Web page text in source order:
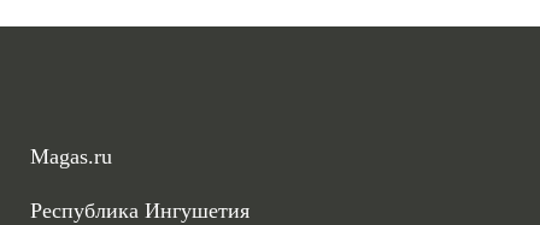
Magas.ru
Республика Ингушетия